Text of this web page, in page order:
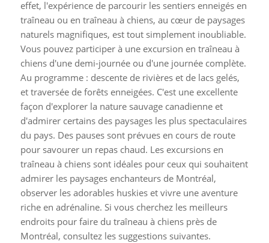
effet, l'expérience de parcourir les sentiers enneigés en
traîneau ou en traîneau à chiens, au cœur de paysages
naturels magnifiques, est tout simplement inoubliable.
Vous pouvez participer à une excursion en traîneau à
chiens d'une demi-journée ou d'une journée complète.
Au programme : descente de rivières et de lacs gelés,
et traversée de forêts enneigées. C'est une excellente
façon d'explorer la nature sauvage canadienne et
d'admirer certains des paysages les plus spectaculaires
du pays. Des pauses sont prévues en cours de route
pour savourer un repas chaud. Les excursions en
traîneau à chiens sont idéales pour ceux qui souhaitent
admirer les paysages enchanteurs de Montréal,
observer les adorables huskies et vivre une aventure
riche en adrénaline. Si vous cherchez les meilleurs
endroits pour faire du traîneau à chiens près de
Montréal, consultez les suggestions suivantes.